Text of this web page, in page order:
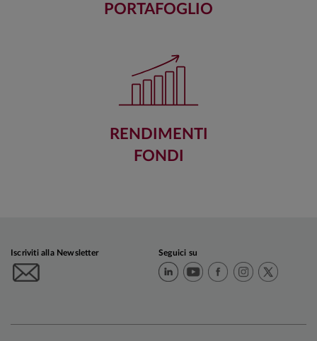
PORTAFOGLIO
RENDIMENTI
FONDI
Iscriviti alla Newsletter Seguici su